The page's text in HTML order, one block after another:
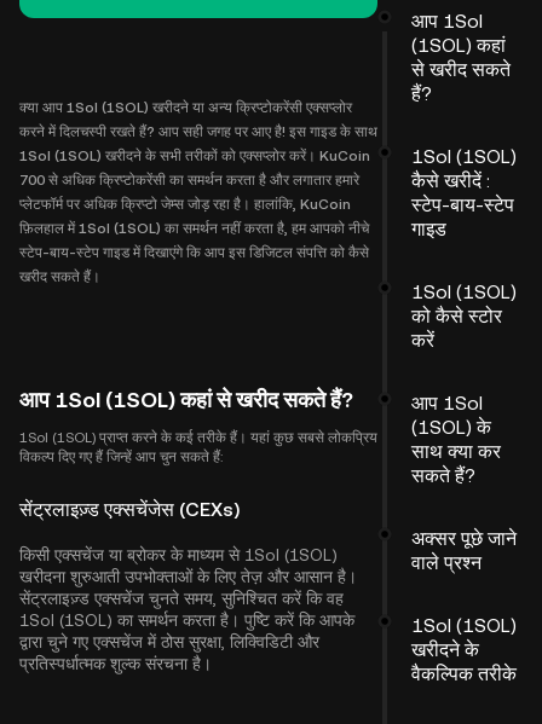
क्या आप 1Sol (1SOL) खरीदने या अन्य क्रिप्टोकरेंसी एक्सप्लोर
करने में दिलचस्पी रखते हैं? आप सही जगह पर आए है! इस गाइड के साथ
1Sol (1SOL) खरीदने के सभी तरीकों को एक्सप्लोर करें। KuCoin
700 से अधिक क्रिप्टोकरेंसी का समर्थन करता है और लगातार हमारे
प्लेटफॉर्म पर अधिक क्रिप्टो जेम्स जोड़ रहा है। हालांकि, KuCoin
फ़िलहाल में 1Sol (1SOL) का समर्थन नहीं करता है, हम आपको नीचे
स्टेप-बाय-स्टेप गाइड में दिखाएंगे कि आप इस डिजिटल संपत्ति को कैसे
खरीद सकते हैं।
आप 1Sol (1SOL) कहां से खरीद सकते हैं?
1Sol (1SOL) प्राप्त करने के कई तरीके हैं। यहां कुछ सबसे लोकप्रिय
विकल्प दिए गए हैं जिन्हें आप चुन सकते हैं:
सेंट्रलाइज़्ड एक्सचेंजेस (CEXs)
किसी एक्सचेंज या ब्रोकर के माध्यम से 1Sol (1SOL)
खरीदना शुरुआती उपभोक्ताओं के लिए तेज़ और आसान है।
सेंट्रलाइज़्ड एक्सचेंज चुनते समय, सुनिश्चित करें कि वह
1Sol (1SOL) का समर्थन करता है। पुष्टि करें कि आपके
द्वारा चुने गए एक्सचेंज में ठोस सुरक्षा, लिक्विडिटी और
प्रतिस्पर्धात्मक शुल्क संरचना है।
आप 1Sol
(1SOL) कहां
से खरीद सकते
हैं?
1Sol (1SOL)
कैसे खरीदें :
स्टेप-बाय-स्टेप
गाइड
1Sol (1SOL)
को कैसे स्टोर
करें
आप 1Sol
(1SOL) के
साथ क्या कर
सकते हैं?
अक्सर पूछे जाने
वाले प्रश्न
1Sol (1SOL)
खरीदने के
वैकल्पिक तरीके